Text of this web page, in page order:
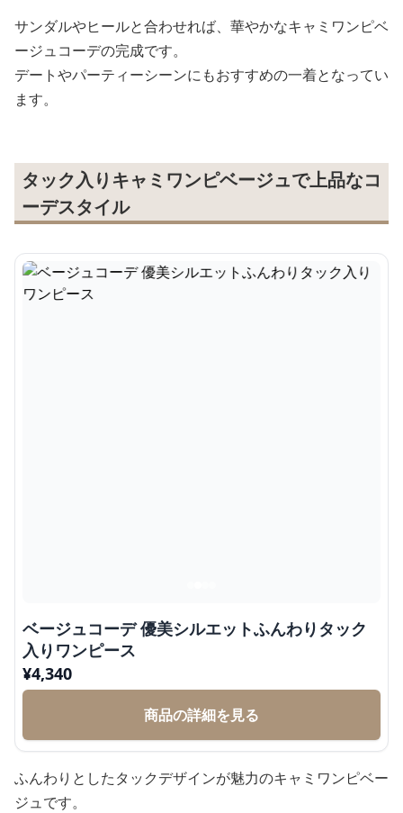
サンダルやヒールと合わせれば、華やかなキャミワンピベ
ージュコーデの完成です。
デートやパーティーシーンにもおすすめの一着となってい
ます。
タック入りキャミワンピベージュで上品なコ
ーデスタイル
ベージュコーデ 優美シルエットふんわりタック
入りワンピース
¥4,340
商品の詳細を見る
ふんわりとしたタックデザインが魅力のキャミワンピベー
ジュです。